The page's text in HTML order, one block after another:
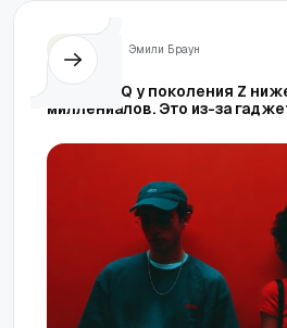
Эмили Браун
Уровень IQ у поколения Z
миллениалов. Это из-за